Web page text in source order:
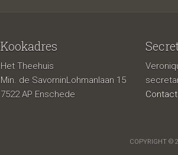
Kookadres
Het Theehuis
Min. de SavorninLohmanlaan 15
7522 AP Enschede
Contact
COPYRIGHT ©